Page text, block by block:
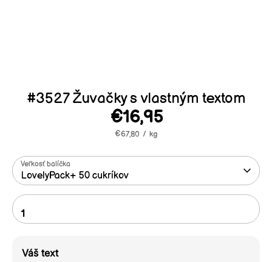
#3527 Žuvačky s vlastným textom
€16,95Štandardná
€67,80 / /
kg
Veľkosť balíčka
LovelyPack+ 50 cukríkov